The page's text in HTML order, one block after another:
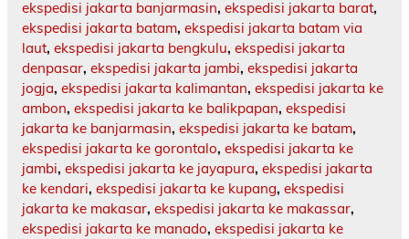
ekspedisi jakarta banjarmasin, ekspedisi jakarta barat,
ekspedisi jakarta batam, ekspedisi jakarta batam via
laut, ekspedisi jakarta bengkulu, ekspedisi jakarta
denpasar, ekspedisi jakarta jambi, ekspedisi jakarta
jogja, ekspedisi jakarta kalimantan, ekspedisi jakarta ke
ambon, ekspedisi jakarta ke balikpapan, ekspedisi
jakarta ke banjarmasin, ekspedisi jakarta ke batam,
ekspedisi jakarta ke gorontalo, ekspedisi jakarta ke
jambi, ekspedisi jakarta ke jayapura, ekspedisi jakarta
ke kendari, ekspedisi jakarta ke kupang, ekspedisi
jakarta ke makasar, ekspedisi jakarta ke makassar,
ekspedisi jakarta ke manado, ekspedisi jakarta ke